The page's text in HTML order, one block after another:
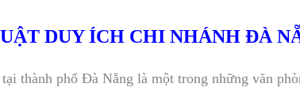
DUY ÍCH CHI NHÁNH ĐÀ
thành phố Đà Nẵng là một trong những văn